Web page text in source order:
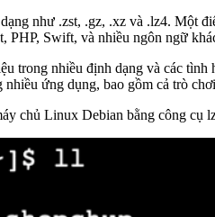
như .zst, .gz, .xz và .lz4. Một
PHP, Swift, và nhiều ngôn ngữ
trong nhiều định dạng và các
ứng dụng, bao gồm cả trò
chủ Linux Debian bằng công cụ